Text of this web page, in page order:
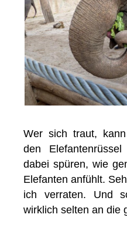
Wer sich traut,
den
dabei spüren, wie
Elefanten anfühlt.
ich verraten. Und
wirklich selten an die